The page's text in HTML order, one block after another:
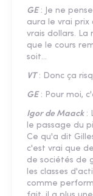
GE: Je ne
aura le vrai prix
vrais dollars. La
que le cours
soit...
VT: Donc ça
GE: Pour moi,
Igor de Maack:
le passage du
Ce qu'a dit
c'est vrai que
de sociétés de
les classes
comme